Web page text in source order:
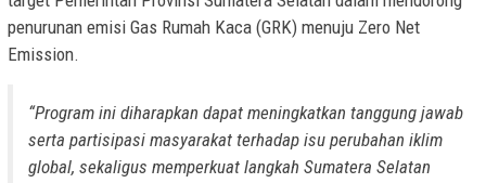
penurunan emisi Gas Rumah Kaca (GRK) menuju Zero Net
Emission.
“Program ini diharapkan dapat meningkatkan tanggung jawab
serta partisipasi masyarakat terhadap isu perubahan iklim
global, sekaligus memperkuat langkah Sumatera Selatan